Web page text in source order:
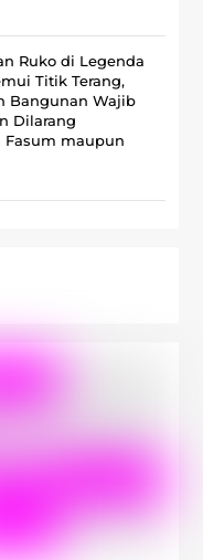
Ruko di Legenda
Titik Terang,
Bangunan Wajib
Dilarang
Fasum maupun